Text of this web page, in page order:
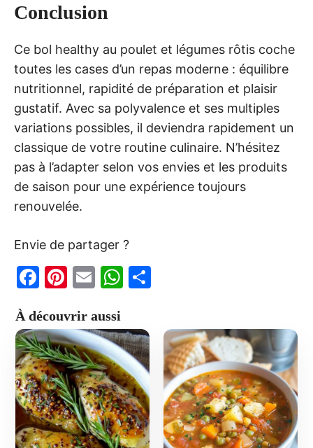
Conclusion
Ce bol healthy au poulet et légumes rôtis coche
toutes les cases d’un repas moderne : équilibre
nutritionnel, rapidité de préparation et plaisir
gustatif. Avec sa polyvalence et ses multiples
variations possibles, il deviendra rapidement un
classique de votre routine culinaire. N’hésitez
pas à l’adapter selon vos envies et les produits
de saison pour une expérience toujours
renouvelée.
Envie de partager ?
F
c
e
b
o
o
k
Pi
er
e
st
E
ai
l
W
s
A
p
p
g
er
À découvrir aussi